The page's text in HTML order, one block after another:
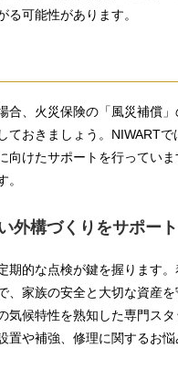
可能性があります。
合、火災保険の「風災補償
ておきましょう。NIWART
向けたサポートを行ってい
外構づくりをサポー
期的な点検が鍵を握ります
家族の安全と大切な資産
気候特性を熟知した専門ス
や補強、修理に関するお